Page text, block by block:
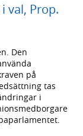
val, Prop.
Den
på
tas
i